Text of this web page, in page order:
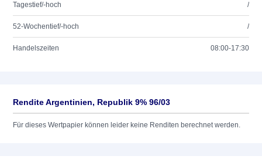
Tagestief/-hoch /
52-Wochentief/-hoch /
Handelszeiten 08:00-17:30
Rendite Argentinien, Republik 9% 96/03
Für dieses Wertpapier können leider keine Renditen berechnet werden.